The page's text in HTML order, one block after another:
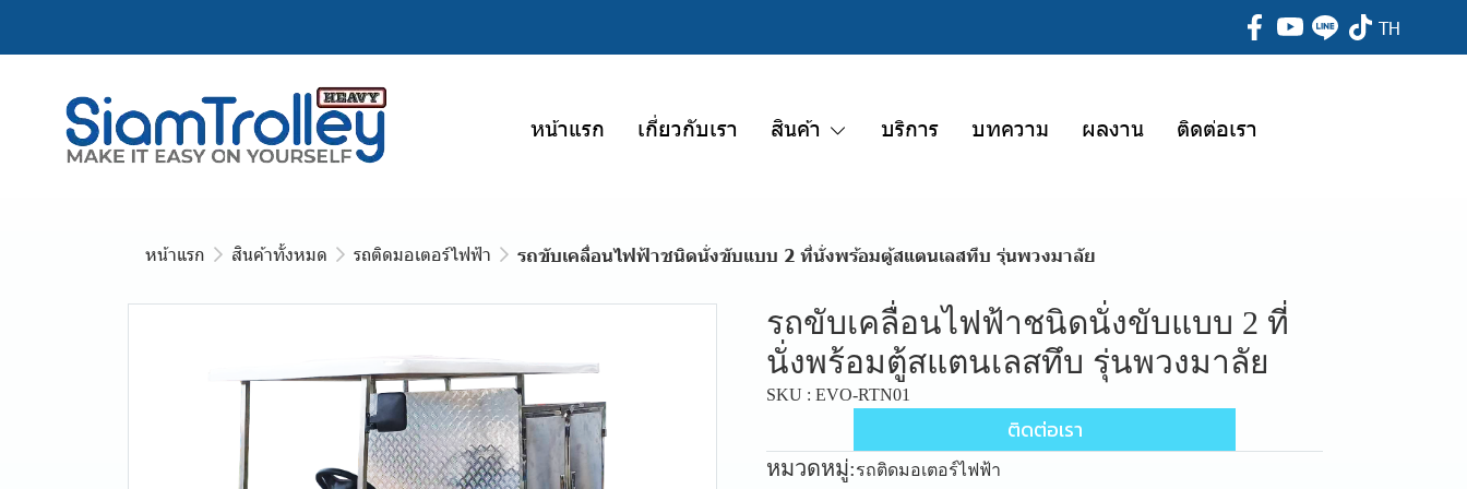
TH
หน้าแรก เกี่ยวกับเรา สินค้า บริการ บทความ ผลงาน ติดต่อเรา
หน้าแรก สินค้าทั้งหมด รถติดมอเตอร์ไฟฟ้า รถขับเคลื่อนไฟฟ้าชนิดนั่งขับแบบ 2 ที่นั่งพร้อมตู้สแตนเลสทึบ รุ่นพวงมาลัย
รถขับเคลื่อนไฟฟ้าชนิดนั่งขับแบบ 2 ที่
นั่งพร้อมตู้สแตนเลสทึบ รุ่นพวงมาลัย
SKU : EVO-RTN01
ติดต่อเรา
หมวดหมู่:รถติดมอเตอร์ไฟฟ้า